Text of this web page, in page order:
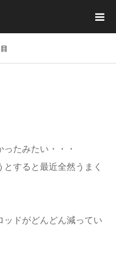
たみたい・・・
すると最近全然うまく
ッドがどんどん減ってい